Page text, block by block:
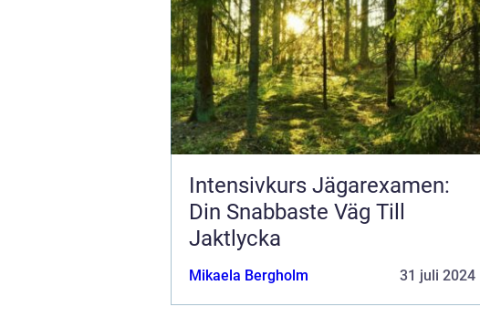
Intensivkurs Jägarexamen:
Din Snabbaste Väg Till
Jaktlycka
Mikaela Bergholm 31 juli 2024